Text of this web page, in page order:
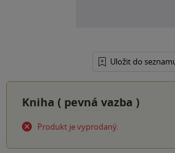
Uložit do
Kniha ( pevná vazba )
Produkt je vyprodaný.